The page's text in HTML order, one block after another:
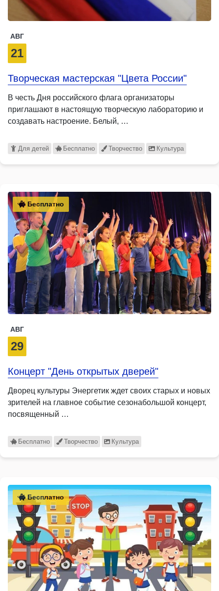
АВГ
21
Творческая мастерская "Цвета России"
В честь Дня российского флага организаторы
приглашают в настоящую творческую лабораторию и
создавать настроение. Белый, …
Для детей Бесплатно Творчество Культура
Бесплатно
АВГ
29
Концерт "День открытых дверей"
Дворец культуры Энергетик ждет своих старых и новых
зрителей на главное событие сезонабольшой концерт,
посвященный …
Бесплатно Творчество Культура
Бесплатно